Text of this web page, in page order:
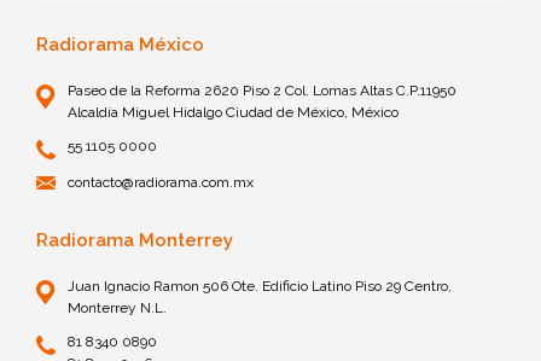
Radiorama México
Paseo de la Reforma 2620 Piso 2 Col. Lomas Altas C.P.11950
Alcaldía Miguel Hidalgo Ciudad de México, México
55 1105 0000
contacto@radiorama.com.mx
Radiorama Monterrey
Juan Ignacio Ramon 506 Ote. Edificio Latino Piso 29 Centro,
Monterrey N.L.
81 8340 0890